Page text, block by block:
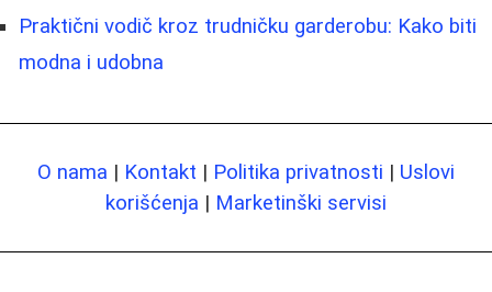
Praktični vodič kroz trudničku garderobu: Kako biti
modna i udobna
O nama | Kontakt | Politika privatnosti | Uslovi
korišćenja | Marketinški servisi